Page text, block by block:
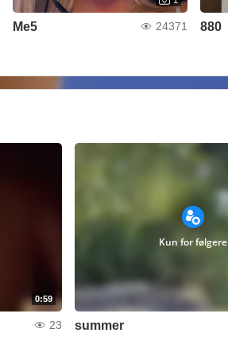
Me5 24371 880
0:59
23
Kun for følgere
summer